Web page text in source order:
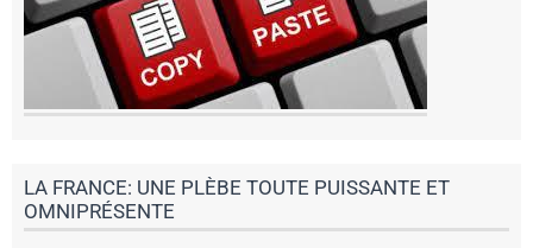
LA FRANCE: UNE PLÈBE TOUTE PUISSANTE ET
OMNIPRÉSENTE